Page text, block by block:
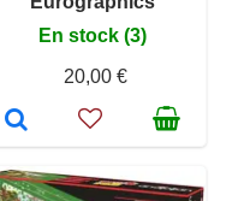
En stock (3)
20,00 €